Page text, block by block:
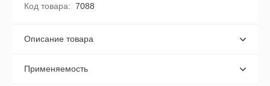
Код товара
7088
Описание товара
Применяемость